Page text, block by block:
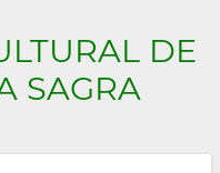
DE
SAGRA